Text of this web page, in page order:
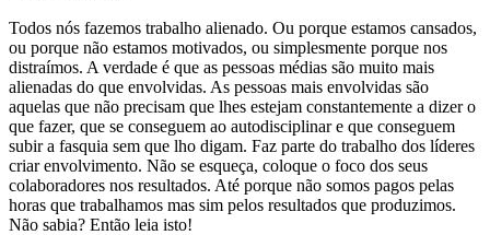
Todos nós fazemos trabalho alienado. Ou porque estamos cansados,
ou porque não estamos motivados, ou simplesmente porque nos
distraímos. A verdade é que as pessoas médias são muito mais
alienadas do que envolvidas. As pessoas mais envolvidas são
aquelas que não precisam que lhes estejam constantemente a dizer o
que fazer, que se conseguem ao autodisciplinar e que conseguem
subir a fasquia sem que lho digam. Faz parte do trabalho dos líderes
criar envolvimento. Não se esqueça, coloque o foco dos seus
colaboradores nos resultados. Até porque não somos pagos pelas
horas que trabalhamos mas sim pelos resultados que produzimos.
Não sabia? Então leia isto!